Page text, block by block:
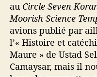
au Circle Seven
Moorish Science
avions publié par
l’« Histoire et
Maure » de Ustad
Camaysar, mais il